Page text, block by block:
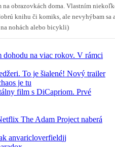
na obrazovkách doma. Vlastním
knihu či komiks, ale nevyhýbam sa
nohách alebo bicykli)
na viac rokov. V rámci
To je šialené! Nový trailer
je tu
film s DiCapriom. Prvé
The Adam Project naberá
anvaricloverfieldjj